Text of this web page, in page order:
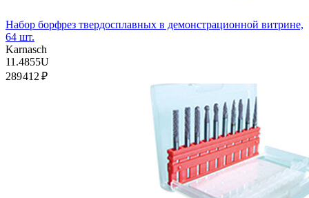
Набор борфрез твердосплавных в демонстрационной витрине,
64 шт.
Karnasch
11.4855U
289 412 ₽